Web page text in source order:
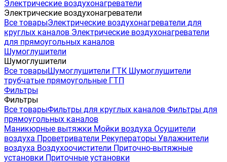
Электрические воздухонагреватели
Электрические воздухонагреватели
Все товарыЭлектрические воздухонагреватели для
круглых каналов Электрические воздухонагреватели
для прямоугольных каналов
Шумоглушители
Шумоглушители
Все товарыШумоглушители ГТК Шумоглушители
трубчатые прямоугольные ГТП
Фильтры
Фильтры
Все товарыФильтры для круглых каналов Фильтры для
прямоугольных каналов
Маникюрные вытяжки Мойки воздуха Осушители
воздуха Проветриватели Рекуператоры Увлажнители
воздуха Воздухоочистители Приточно-вытяжные
установки Приточные установки